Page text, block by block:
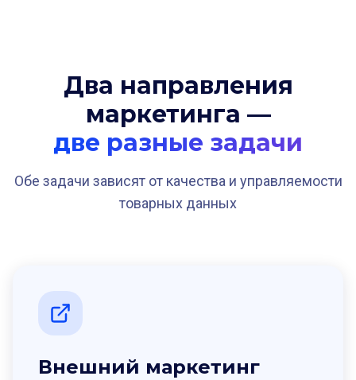
Два направления
маркетинга —
две разные задачи
Обе задачи зависят от качества и управляемости
товарных данных
Внешний маркетинг